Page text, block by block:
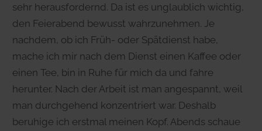
sehr herausfordernd. Da ist es unglaublich wichtig,
den Feierabend bewusst wahrzunehmen. Je
nachdem, ob ich Früh- oder Spätdienst habe,
mache ich mir nach dem Dienst einen Kaffee oder
einen Tee, bin in Ruhe für mich da und fahre
herunter. Nach der Arbeit ist man angespannt, weil
man durchgehend konzentriert war. Deshalb
beruhige ich erstmal meinen Kopf. Abends schaue